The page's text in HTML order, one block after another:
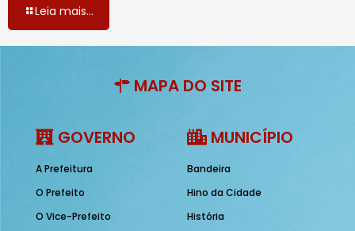
Leia mais...
MAPA DO SITE
GOVERNO
A Prefeitura
O Prefeito
O Vice-Prefeito
MUNICÍPIO
Bandeira
Hino da Cidade
História